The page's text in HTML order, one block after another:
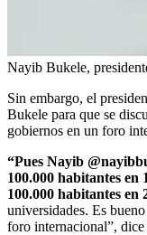
Nayib Bukele,
Sin embargo, el
Bukele para que se
gobiernos en un foro
“Pues Nayib
100.000 habitantes en
100.000 habitantes en
universidades. Es
foro internacional”,